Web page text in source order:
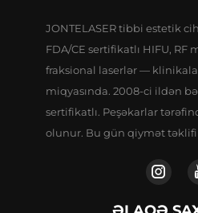
JONTELASER tibbi estetik
FDA/CE sertifikatlı HIFU, RF
fraksional laserlər —
miqyasında. 2008-ci ildən
sertifikatlı. Peşəkarlar
olunur. Bu gün qiymət təklifi